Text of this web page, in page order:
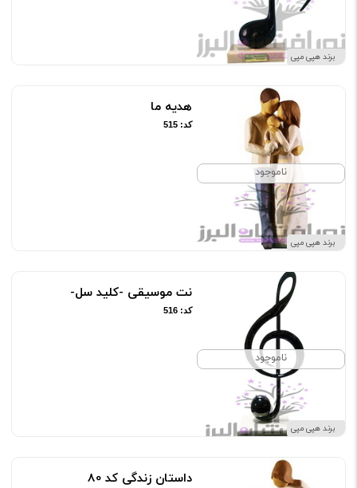
برند هپی مپی
ناموجود
برند هپی مپی
هدیه ما
کد: 515
ناموجود
برند هپی مپی
نت موسیقی -کلید سل-
کد: 516
داستان زندگی کد 80